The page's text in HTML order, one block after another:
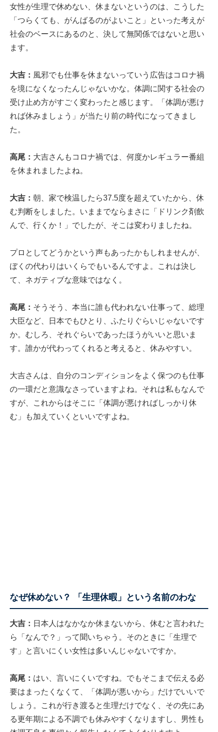
女性が生理で休めない、休まないというのは、こうした
「つらくても、がんばるのがよいこと」といった考えが
社会のベースにあるのと、決して無関係ではないと思い
ます。
大吉： 風邪でも仕事を休まないっていう広告はコロナ禍
を境になくなったんじゃないかな。体調に関する社会の
受け止め方がすごく変わったと感じます。「体調が悪け
れば休みましょう」が当たり前の時代になってきまし
た。
高尾： 大吉さんもコロナ禍では、何度かレギュラー番組
を休まれましたよね。
大吉： 朝、家で検温したら37.5度を超えていたから、休
む判断をしました。いままでならまさに「ドリンク剤飲
んで、行くか！」でしたが、そこは変わりましたね。
プロとしてどうかという声もあったかもしれませんが、
ぼくの代わりはいくらでもいるんですよ。これは決し
て、ネガティブな意味ではなく。
高尾： そうそう、本当に誰も代われない仕事って、総理
大臣など、日本でもひとり、ふたりぐらいじゃないです
か。むしろ、それぐらいであったほうがいいと思いま
す。誰かが代わってくれると考えると、休みやすい。
大吉さんは、自分のコンディションをよく保つのも仕事
の一環だと意識なさっていますよね。それは私もなんで
すが、これからはそこに「体調が悪ければしっかり休
む」も加えていくといいですよね。
なぜ休めない？ 「生理休暇」という名前のわな
大吉： 日本人はなかなか休まないから、休むと言われた
ら「なんで？」って聞いちゃう。そのときに「生理で
す」と言いにくい女性は多いんじゃないですか。
高尾： はい、言いにくいですね。でもそこまで伝える必
要はまったくなくて、「体調が悪いから」だけでいいで
しょう。これが行き渡ると生理だけでなく、その先にあ
る更年期による不調でも休みやすくなりますし、男性も